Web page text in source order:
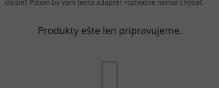
ďalšie? Potom by vám tento adaptér rozhodne nemal chýbať.
Produkty ešte len pripravujeme.